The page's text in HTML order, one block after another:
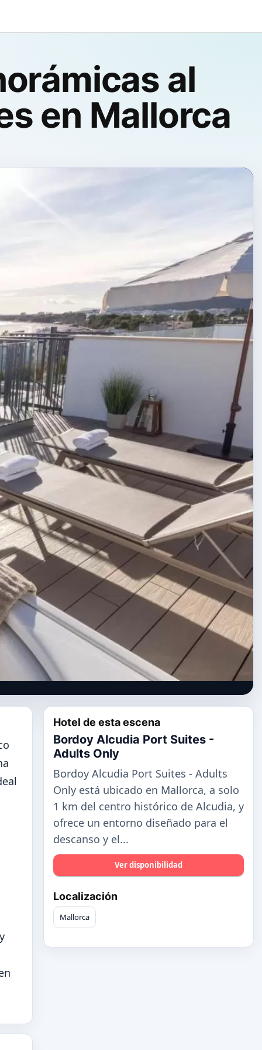
al
en Mallorca
Hotel de esta escena
Bordoy Alcudia Port Suites -
Adults Only
Bordoy Alcudia Port Suites - Adults
Only está ubicado en Mallorca, a solo
1 km del centro histórico de Alcudia, y
ofrece un entorno diseñado para el
descanso y el...
Ver disponibilidad
Localización
Mallorca